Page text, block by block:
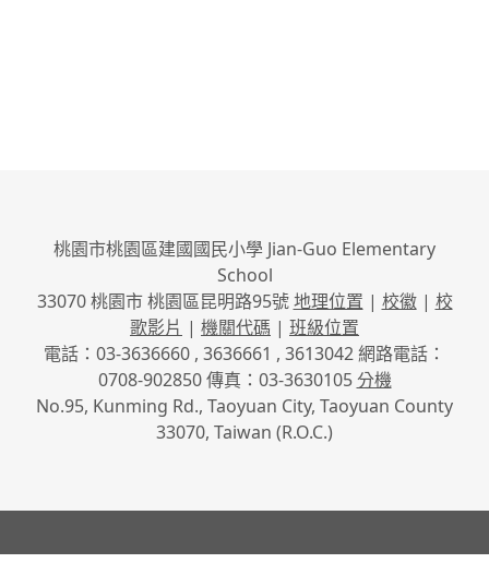
桃園市桃園區建國國民小學 Jian-Guo Elementary
School
33070 桃園市 桃園區昆明路95號地理位置 | 校徽| 校
歌影片 | 機關代碼 | 班級位置
電話：03-3636660 , 3636661 , 3613042 網路電話：
0708-902850 傳真：03-3630105分機
No.95, Kunming Rd., Taoyuan City, Taoyuan County
33070, Taiwan (R.O.C.)